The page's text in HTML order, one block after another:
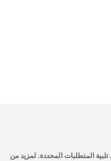
المتطلبات المحددة. لمزيد من